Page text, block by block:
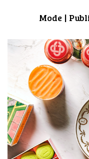
Mode|